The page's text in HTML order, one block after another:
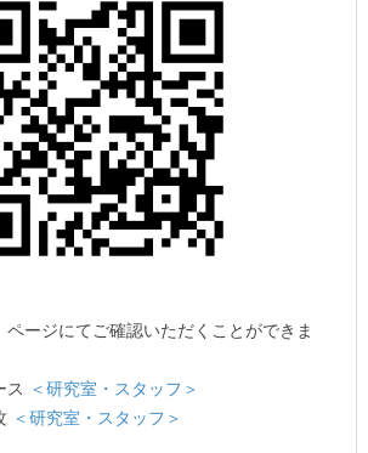
ージにてご確認いただくことができま
ス ＜研究室・スタッフ＞
＜研究室・スタッフ＞